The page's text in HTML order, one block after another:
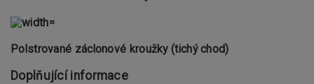
Polstrované záclonové kroužky (tichý chod)
Doplňující informace